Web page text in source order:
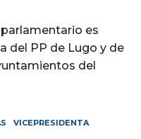
es
del PP de Lugo y de
del
VICEPRESIDENTA